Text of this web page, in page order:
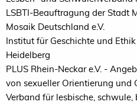
LSBTI-Beauftragung der Stadt
Mosaik Deutschland e.V.
Institut für Geschichte und
Heidelberg
PLUS Rhein-Neckar e.V. -
von sexueller Orientierung und
Verband für lesbische, schwule,